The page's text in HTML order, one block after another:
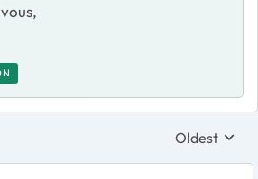
Replies
Oldest